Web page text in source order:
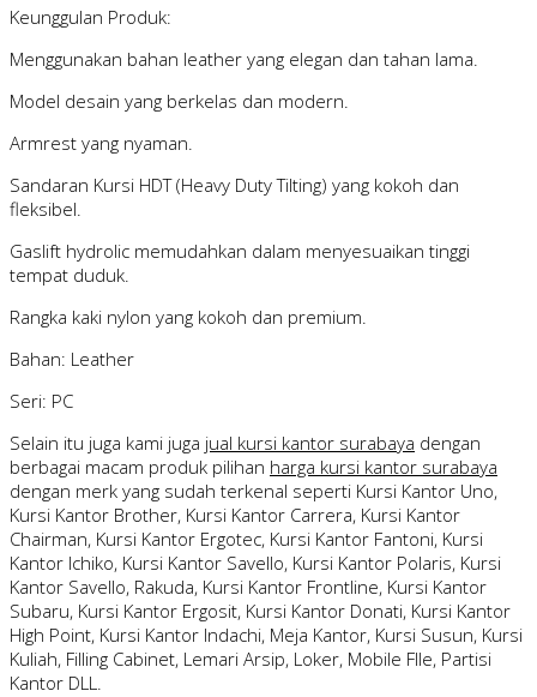
Keunggulan Produk:
Menggunakan bahan leather yang elegan dan tahan lama.
Model desain yang berkelas dan modern.
Armrest yang nyaman.
Sandaran Kursi HDT (Heavy Duty Tilting) yang kokoh dan
fleksibel.
Gaslift hydrolic memudahkan dalam menyesuaikan tinggi
tempat duduk.
Rangka kaki nylon yang kokoh dan premium.
Bahan: Leather
Seri: PC
Selain itu juga kami juga jual kursi kantor surabaya dengan
berbagai macam produk pilihan harga kursi kantor surabaya
dengan merk yang sudah terkenal seperti Kursi Kantor Uno,
Kursi Kantor Brother, Kursi Kantor Carrera, Kursi Kantor
Chairman, Kursi Kantor Ergotec, Kursi Kantor Fantoni, Kursi
Kantor Ichiko, Kursi Kantor Savello, Kursi Kantor Polaris, Kursi
Kantor Savello, Rakuda, Kursi Kantor Frontline, Kursi Kantor
Subaru, Kursi Kantor Ergosit, Kursi Kantor Donati, Kursi Kantor
High Point, Kursi Kantor Indachi, Meja Kantor, Kursi Susun, Kursi
Kuliah, Filling Cabinet, Lemari Arsip, Loker, Mobile FIle, Partisi
Kantor DLL.